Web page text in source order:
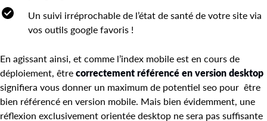
Un suivi irréprochable de l’état de santé de votre site via
vos outils google favoris !
En agissant ainsi, et comme l’index mobile est en cours de
déploiement, êtrecorrectement référencé en version desktop
signifiera vous donner un maximum de potentiel seo pour être
bien référencé en version mobile. Mais bien évidemment, une
réflexion exclusivement orientée desktop ne sera pas suffisante